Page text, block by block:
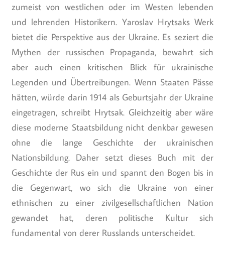
zumeist von westlichen oder im Westen lebenden
und lehrenden Historikern. Yaroslav Hrytsaks Werk
bietet die Perspektive aus der Ukraine. Es seziert die
Mythen der russischen Propaganda, bewahrt sich
aber auch einen kritischen Blick für ukrainische
Legenden und Übertreibungen. Wenn Staaten Pässe
hätten, würde darin 1914 als Geburtsjahr der Ukraine
eingetragen, schreibt Hrytsak. Gleichzeitig aber wäre
diese moderne Staatsbildung nicht denkbar gewesen
ohne die lange Geschichte der ukrainischen
Nationsbildung. Daher setzt dieses Buch mit der
Geschichte der Rus ein und spannt den Bogen bis in
die Gegenwart, wo sich die Ukraine von einer
ethnischen zu einer zivilgesellschaftlichen Nation
gewandet hat, deren politische Kultur sich
fundamental von derer Russlands unterscheidet.